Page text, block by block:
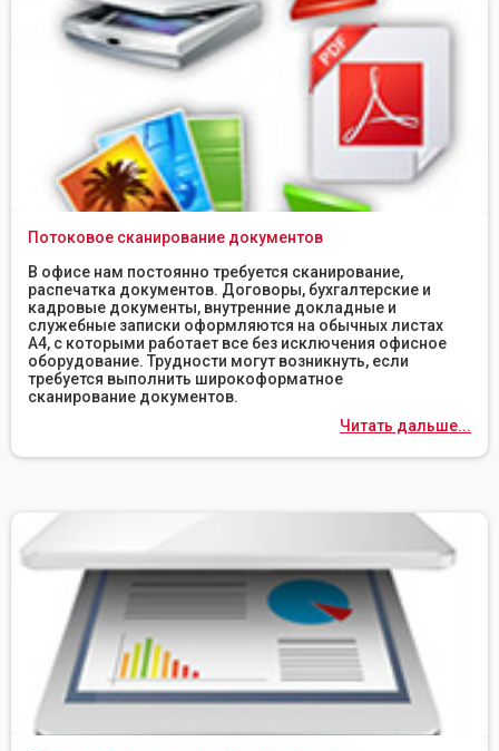
Потоковое сканирование документов
В офисе нам постоянно требуется сканирование,
распечатка документов. Договоры, бухгалтерские и
кадровые документы, внутренние докладные и
служебные записки оформляются на обычных листах
А4, с которыми работает все без исключения офисное
оборудование. Трудности могут возникнуть, если
требуется выполнить широкоформатное
сканирование документов.
Читать дальше...